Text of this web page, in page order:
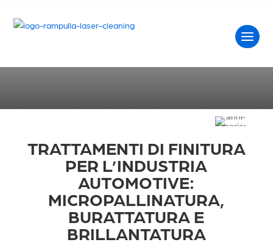
TRATTAMENTI DI FINITURA
PER L’INDUSTRIA
AUTOMOTIVE:
MICROPALLINATURA,
BURATTATURA E
BRILLANTATURA